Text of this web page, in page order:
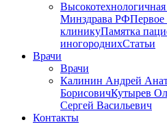
Минздрава РФПервое
клиникуПамятка
иногороднихСтатьи
Врачи
Врачи
Калинин Андрей
БорисовичКутырев
Сергей Васильевич
Контакты